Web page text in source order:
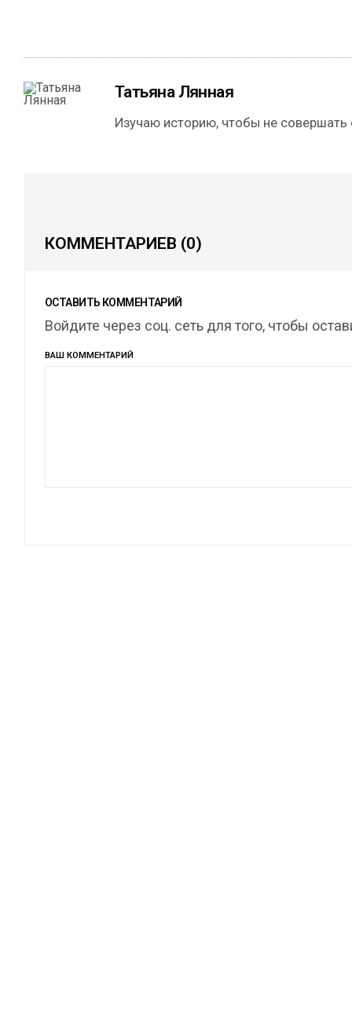
Татьяна Лянная
Изучаю историю, чтобы не
КОММЕНТАРИЕВ (0)
ОСТАВИТЬ КОММЕНТАРИЙ
Войдите через соц. сеть для того, чтобы
ВАШ КОММЕНТАРИЙ